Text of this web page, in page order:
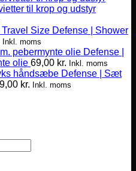
til krop og udstyr
Defense | Shower
Inkl. moms
Defense |
olie 69,00 kr. Inkl. moms
Defense | Sæt
kr. Inkl. moms